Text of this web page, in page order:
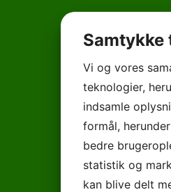
Vi og vores
teknologier,
indsamle
formål,
bedre
statistik og
kan blive delt